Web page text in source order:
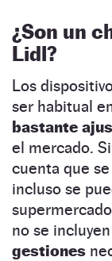
¿Son un
Lidl?
Los
ser habitual
bastante
el mercado.
cuenta que
incluso se
no se incluyen
gestiones